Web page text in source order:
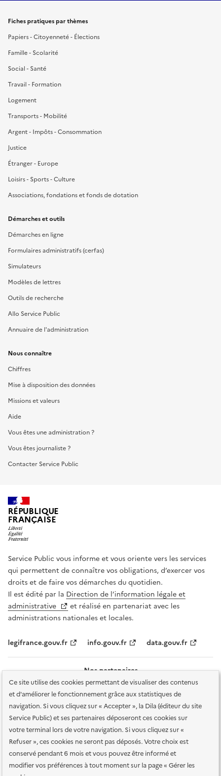
Ce site utilise des cookies permettant de visualiser des contenus
et d'améliorer le fonctionnement grâce aux statistiques de
navigation. Si vous cliquez sur « Accepter », la Dila (éditeur du site
Service Public) et ses partenaires déposeront ces cookies sur
votre terminal lors de votre navigation. Si vous cliquez sur «
Refuser », ces cookies ne seront pas déposés. Votre choix est
conservé pendant 6 mois et vous pouvez être informé et
modifier vos préférences à tout moment sur la page « Gérer les
Fiches pratiques par thèmes
Papiers - Citoyenneté - Élections
Famille - Scolarité
Social - Santé
Travail - Formation
Logement
Transports - Mobilité
Argent - Impôts - Consommation
Justice
Étranger - Europe
Loisirs - Sports - Culture
Associations, fondations et fonds de dotation
Démarches et outils
Démarches en ligne
Formulaires administratifs (cerfas)
Simulateurs
Modèles de lettres
Outils de recherche
Allo Service Public
Annuaire de l'administration
Nous connaître
Chiffres
Mise à disposition des données
Missions et valeurs
Aide
Vous êtes une administration ?
Vous êtes journaliste ?
Contacter Service Public
RÉPUBLIQUE
FRANÇAISE
Service Public vous informe et vous oriente vers les services
qui permettent de connaître vos obligations, d’exercer vos
droits et de faire vos démarches du quotidien.
Il est édité par la Direction de l’information légale et
administrative
et réalisé en partenariat avec les
administrations nationales et locales.
legifrance.gouv.fr info.gouv.fr data.gouv.fr
Nos partenaires
Plan du site Accessibilité : totalement conforme
Accessibilité des
services en ligne Mentions légales Données personnelles et sécurité
Conditions générales d'utilisation Gestion des cookies